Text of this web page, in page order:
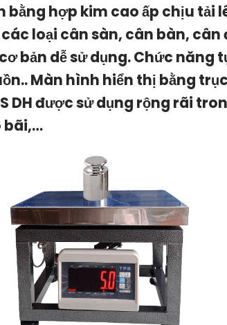
bằng hợp kim cao ấp chịu tải
loại cân sàn, cân bàn, cân
bản dễ sử dụng. Chức năng
Màn hình hiển thị bằng
DHđược sử dụng rộng rãi
bãi,…